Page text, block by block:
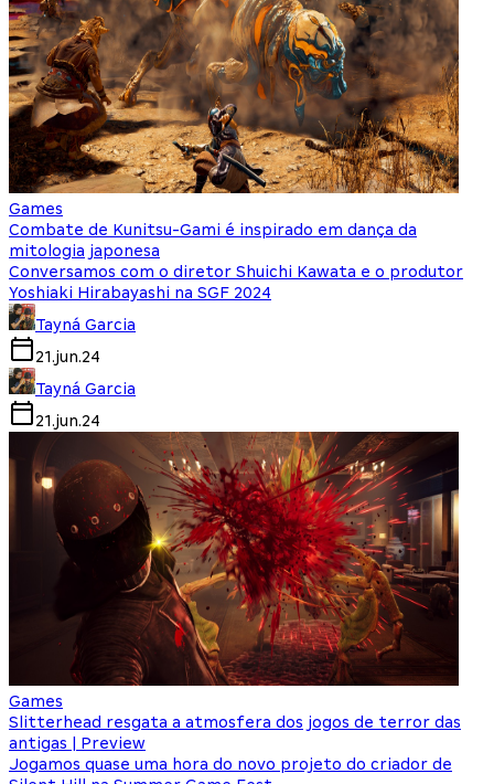
Games
Combate de Kunitsu-Gami é inspirado em dança da
mitologia japonesa
Conversamos com o diretor Shuichi Kawata e o produtor
Yoshiaki Hirabayashi na SGF 2024
Tayná Garcia
21.jun.24
Tayná Garcia
21.jun.24
Games
Slitterhead resgata a atmosfera dos jogos de terror das
antigas | Preview
Jogamos quase uma hora do novo projeto do criador de